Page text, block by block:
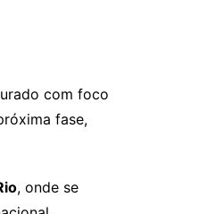
com foco
fase,
, onde se